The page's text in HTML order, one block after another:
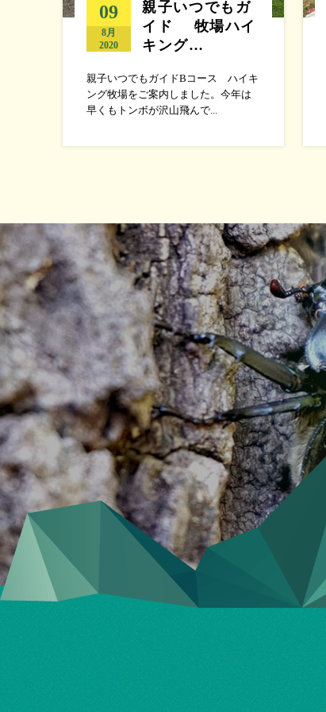
09
8月
2020
親子いつでもガ
イド 牧場ハイ
キング…
親子いつでもガイドBコース ハイキ
ング牧場をご案内しました。今年は
早くもトンボが沢山飛んで...